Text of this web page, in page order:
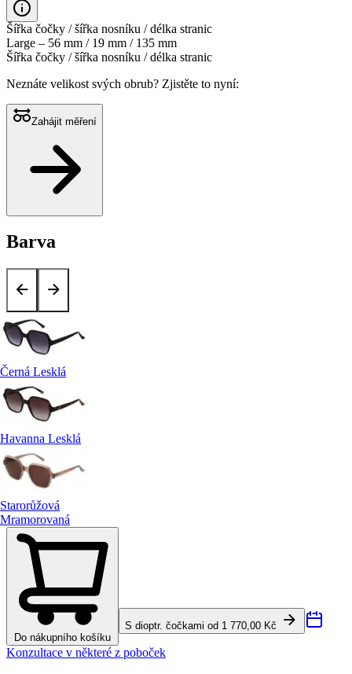
Šířka čočky / šířka nosníku / délka stranic
Large – 56 mm / 19 mm / 135 mm
Šířka čočky / šířka nosníku / délka stranic
Neznáte velikost svých obrub? Zjistěte to nyní:
Zahájit měření
Barva
Černá Lesklá
Havanna Lesklá
Starorůžová
Mramorovaná
Do nákupního košíku
S dioptr. čočkami od 1 770,00 Kč
Konzultace v některé z poboček